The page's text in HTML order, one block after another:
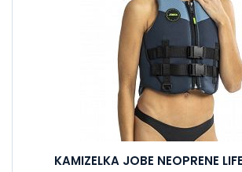
KAMIZELKA JOBE NEOPRENE